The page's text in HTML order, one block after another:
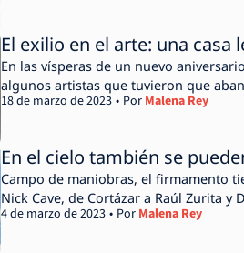
El exilio en el arte: una casa
En las vísperas de un nuevo
algunos artistas que tuvieron que
Por Malena Rey
18 de marzo de 2023
En el cielo también se
Campo de maniobras, el firmamento
Nick Cave, de Cortázar a Raúl Zurita y
Por Malena Rey
4 de marzo de 2023